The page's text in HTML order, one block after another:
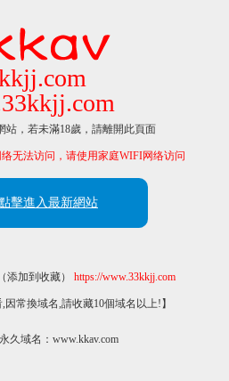
站，若未滿18歲，請離開此頁面
络无法访问，请使用家庭WIFI网络访问
擊進入最新網站
添加到收藏） https://www.33kkjj.com
常換域名,請收藏10個域名以上!】
久域名：www.kkav.com